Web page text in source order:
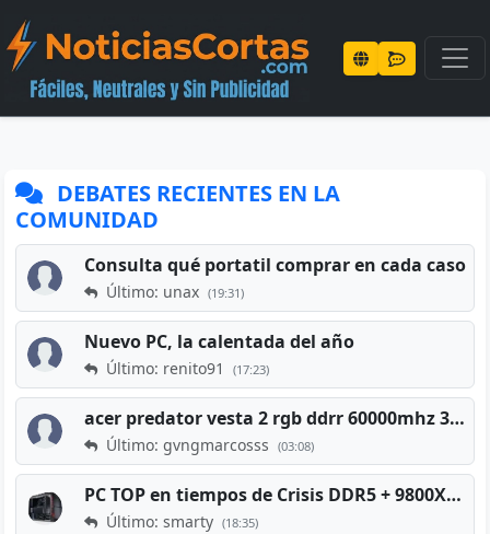
DEBATES RECIENTES EN LA
COMUNIDAD
Consulta qué portatil comprar en cada caso
Último: unax (19:31)
Nuevo PC, la calentada del año
Último: renito91 (17:23)
acer predator vesta 2 rgb ddrr 60000mhz 32gb x2 16gb
Último: gvngmarcosss (03:08)
PC TOP en tiempos de Crisis DDR5 + 9800X3D + RTX 5080 [2026][2400€]
Último: smarty (18:35)